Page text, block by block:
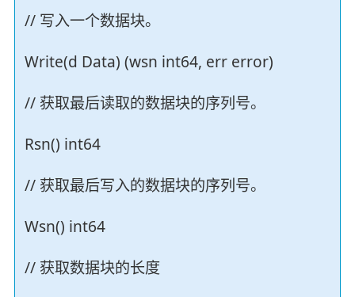
// 写入一个数据块。
Write(d Data) (wsn int64, err error)
// 获取最后读取的数据块的序列号。
Rsn() int64
// 获取最后写入的数据块的序列号。
Wsn() int64
// 获取数据块的长度